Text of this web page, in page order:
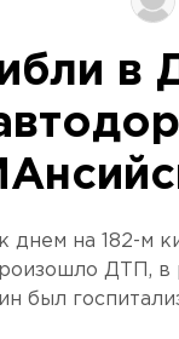
в
днем на 182-м
ДТП, в
был